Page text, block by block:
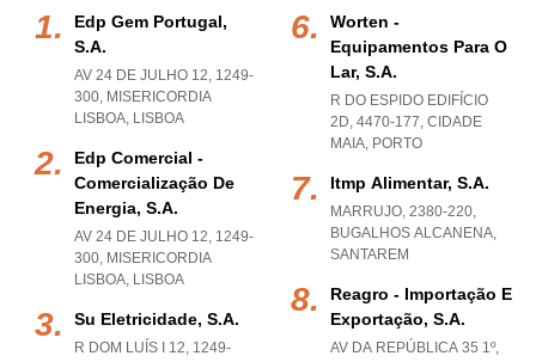
Edp Gem Portugal,
S.a.
AV 24 DE JULHO 12, 1249-
300, MISERICORDIA
LISBOA, LISBOA
Edp Comercial -
Comercialização De
Energia, S.a.
AV 24 DE JULHO 12, 1249-
300, MISERICORDIA
LISBOA, LISBOA
Su Eletricidade, S.a.
R DOM LUÍS I 12, 1249-
Worten -
Equipamentos Para O
Lar, S.a.
R DO ESPIDO EDIFÍCIO
2D, 4470-177, CIDADE
MAIA, PORTO
Itmp Alimentar, S.a.
MARRUJO, 2380-220,
BUGALHOS ALCANENA,
SANTAREM
Reagro - Importação E
Exportação, S.a.
AV DA REPÚBLICA 35 1º,